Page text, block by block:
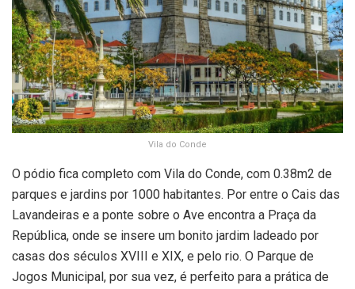
Vila do Conde
O pódio fica completo com Vila do Conde, com 0.38m2 de
parques e jardins por 1000 habitantes. Por entre o Cais das
Lavandeiras e a ponte sobre o Ave encontra a Praça da
República, onde se insere um bonito jardim ladeado por
casas dos séculos XVIII e XIX, e pelo rio. O Parque de
Jogos Municipal, por sua vez, é perfeito para a prática de